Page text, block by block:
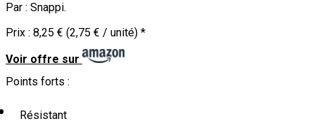
Par : Snappi.
Prix : 8,25 € (2,75 € / unité) *
Voir offre sur
Points forts :
Résistant